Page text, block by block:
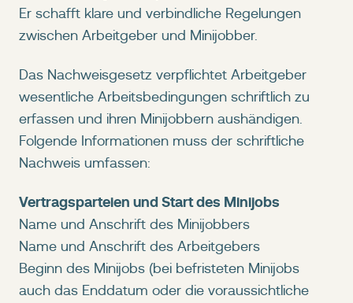
Er schafft klare und verbindliche Regelungen
zwischen Arbeitgeber und Minijobber.
Das Nachweisgesetz verpflichtet Arbeitgeber
wesentliche Arbeitsbedingungen schriftlich zu
erfassen und ihren Minijobbern aushändigen.
Folgende Informationen muss der schriftliche
Nachweis umfassen:
Vertragsparteien und Start des Minijobs
Name und Anschrift des Minijobbers
Name und Anschrift des Arbeitgebers
Beginn des Minijobs (bei befristeten Minijobs
auch das Enddatum oder die voraussichtliche